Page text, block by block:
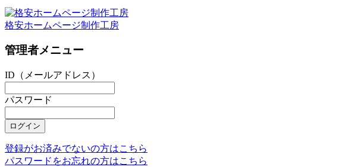
格安ホームページ制作工房
管理者メニュー
ID（メールアドレス）
パスワード
登録がお済みでないの方はこちら
パスワードをお忘れの方はこちら